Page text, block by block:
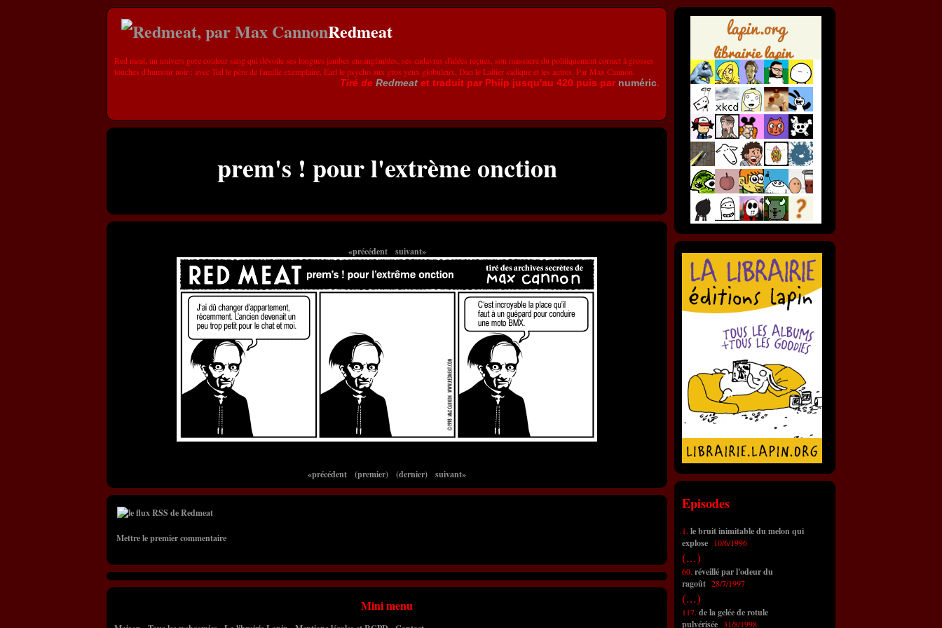
Redmeat
Red meat, un univers gore couleur sang qui dévoile ses longues jambes ensanglantées, ses cadavres d'idées reçues, son massacre du politiquement correct à grosses
touches d'humour noir : avec Ted le père de famille exemplaire, Earl le psycho aux gros yeux globuleux, Dan le Laitier sadique et les autres. Par Max Cannon.
Tiré de Redmeat et traduit par Phiip jusqu'au 420 puis par numéric.
prem's ! pour l'extrème onction
«précédent suivant»
«précédent (premier) (dernier) suivant»
Mettre le premier commentaire
Mini menu
Episodes
1. le bruit inimitable du melon qui
explose 10/6/1996
(...)
60. réveillé par l'odeur du
ragoût 28/7/1997
(...)
117. de la gelée de rotule
pulvérisée 31/8/1998